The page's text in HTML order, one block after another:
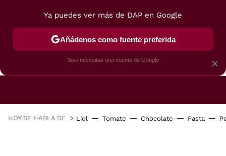
FREIDORAS DE AIRE GUÍAS DE
HOY SE HABLA DE Lidl Tomate Chocolate Pasta
×
Ya puedes ver más de DAP en Google
Añádenos como fuente preferida
Solo necesitas una cuenta de Google